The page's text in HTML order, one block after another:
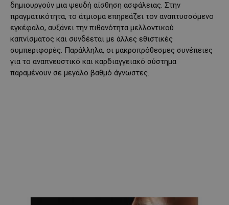
δημιουργούν μια ψευδή αίσθηση ασφάλειας. Στην
πραγματικότητα, το άτμισμα επηρεάζει τον αναπτυσσόμενο
εγκέφαλο, αυξάνει την πιθανότητα μελλοντικού
καπνίσματος και συνδέεται με άλλες εθιστικές
συμπεριφορές. Παράλληλα, οι μακροπρόθεσμες συνέπειες
για το αναπνευστικό και καρδιαγγειακό σύστημα
παραμένουν σε μεγάλο βαθμό άγνωστες.